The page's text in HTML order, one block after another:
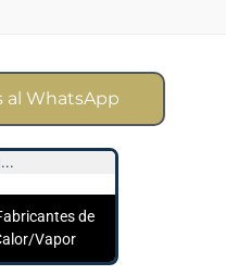
al WhatsApp
de
Vapor